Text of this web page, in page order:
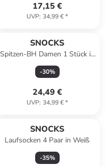
17,15 €
UVP: 34,99 €*
SNOCKS
Spitzen-BH Damen 1 Stück in
Weinrot
-30%
24,49 €
UVP: 34,99 €*
SNOCKS
Laufsocken 4 Paar in Weiß
-35%